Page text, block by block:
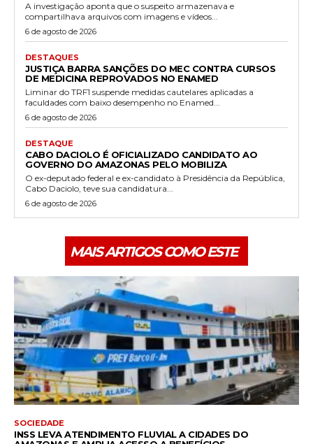
A investigação aponta que o suspeito armazenava e
compartilhava arquivos com imagens e vídeos...
6 de agosto de 2026
DESTAQUES
JUSTIÇA BARRA SANÇÕES DO MEC CONTRA CURSOS
DE MEDICINA REPROVADOS NO ENAMED
Liminar do TRF1 suspende medidas cautelares aplicadas a
faculdades com baixo desempenho no Enamed...
6 de agosto de 2026
DESTAQUE
CABO DACIOLO É OFICIALIZADO CANDIDATO AO
GOVERNO DO AMAZONAS PELO MOBILIZA
O ex-deputado federal e ex-candidato à Presidência da República,
Cabo Daciolo, teve sua candidatura...
6 de agosto de 2026
MAIS ARTIGOS COMO ESTE
SOCIEDADE
INSS LEVA ATENDIMENTO FLUVIAL A CIDADES DO